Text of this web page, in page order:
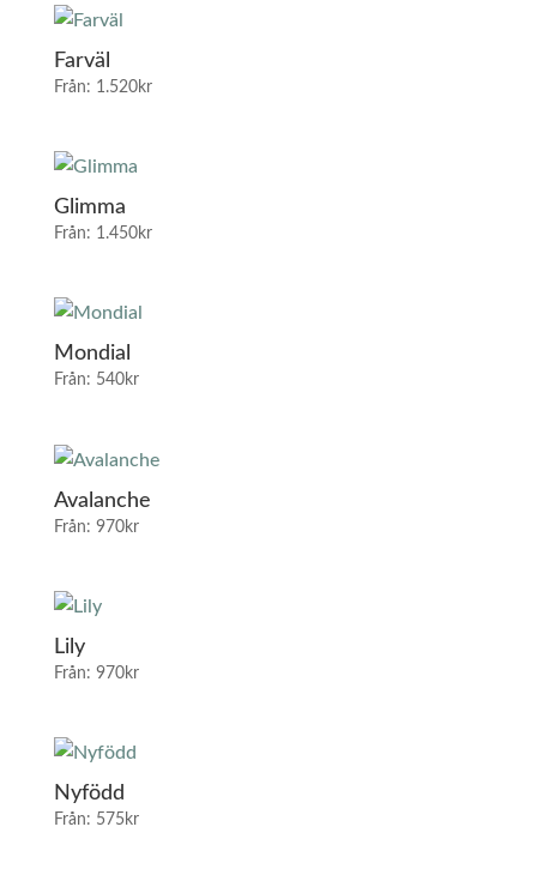
Farväl
Från: 1.520kr
Glimma
Från: 1.450kr
Mondial
Från: 540kr
Avalanche
Från: 970kr
Lily
Från: 970kr
Nyfödd
Från: 575kr